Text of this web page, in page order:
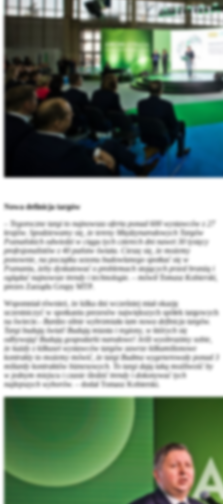
Nowa definicja targów
Tegoroczne targi to najnowsza oferta ponad 600 wystawców z 27
krajów. Spodziewamy się, że tereny Międzynarodowych Targów
Poznańskich odwiedzi w ciągu tych czterech dni nawet 30 tysięcy
profesjonalistów z 40 państw świata. Cieszę się, że możemy
ponownie, na początku sezonu budowlanego spotkać się w
Poznaniu, żeby dyskutować o problemach stojących przed branżą i
oglądać najnowsze trendy i technologie. – mówił Tomasz Kobierski,
prezes Zarządu Grupy MTP
Wspomniał również, że kilka dni wcześniej miał okazję
uczestniczyć w spotkaniu prezesów największych spółek targowych
na świecie.- Bardzo silnie wybrzmiała tam nowa definicja targów.
Targi budują świat! Budują miasta i regiony, w których się
odbywają! Budują gospodarki narodowe! Jeśli wyobrazimy sobie,
że każdy z kilkuset wystawców targów zawrze kilkumilionowe
kontrakty to możemy mówić, że targi Budma wygenerowały ponad 3
miliardy kontraktów biznesowych. To targi dają taką możliwość by
w jednym miejscu i czasie śledzić trendy i dokonywać tych
najlepszych wyborów.
– dodał Tomasz Kobierski.